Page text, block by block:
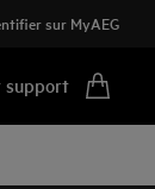
sur MyAEG
support